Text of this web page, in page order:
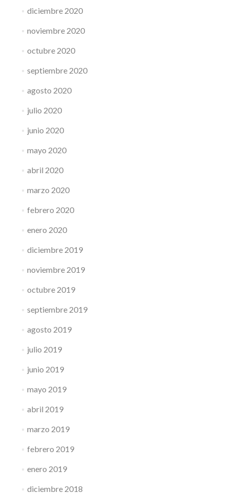
diciembre 2020
noviembre 2020
octubre 2020
septiembre 2020
agosto 2020
julio 2020
junio 2020
mayo 2020
abril 2020
marzo 2020
febrero 2020
enero 2020
diciembre 2019
noviembre 2019
octubre 2019
septiembre 2019
agosto 2019
julio 2019
junio 2019
mayo 2019
abril 2019
marzo 2019
febrero 2019
enero 2019
diciembre 2018